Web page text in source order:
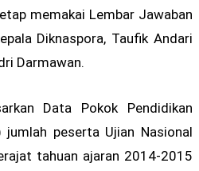
memakai Lembar Jawaban
Diknaspora, Taufik Andari
Darmawan.
Data Pokok Pendidikan
jumlah peserta Ujian Nasional
tahuan ajaran 2014-2015